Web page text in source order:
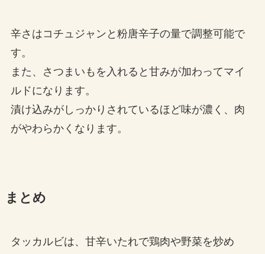
辛さはコチュジャンと粉唐辛子の量で調整可能で
す。
また、さつまいもを入れると甘みが加わってマイ
ルドになります。
漬け込みがしっかりされているほど味が濃く、肉
がやわらかくなります。
まとめ
タッカルビは、甘辛いたれで鶏肉や野菜を炒め